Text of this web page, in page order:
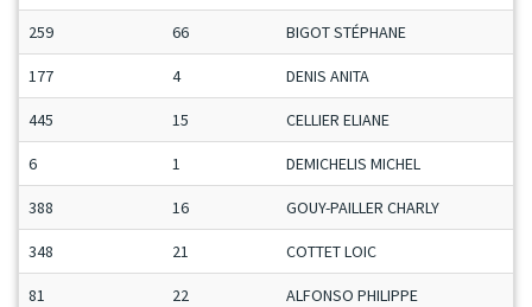
259 66 BIGOT STÉPHANE
177 4 DENIS ANITA
445 15 CELLIER ELIANE
6 1 DEMICHELIS MICHEL
388 16 GOUY-PAILLER CHARLY
348 21 COTTET LOIC
81 22 ALFONSO PHILIPPE